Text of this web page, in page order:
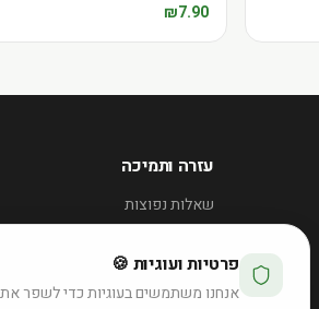
₪7.90
פרטיות ועוגיות 🍪
אנחנו משתמשים בעוגיות כדי לשפר
עזרה ותמיכה
שאלות נפוצות
office@bariv.co.il
WhatsApp · 050-3735357